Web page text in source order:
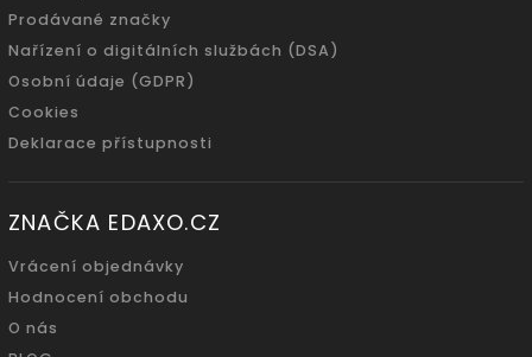
Prodávané značky
Nařízení o digitálních službách (DSA)
Osobní údaje (GDPR)
Cookies
Deklarace přístupnosti
ZNAČKA EDAXO.CZ
Vrácení objednávky
Hodnocení obchodu
O nás